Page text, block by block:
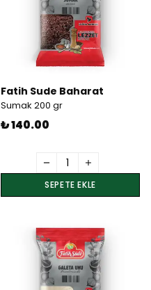
Fatih Sude Baharat
Sumak 200 gr
₺ 140.00
SEPETE EKLE